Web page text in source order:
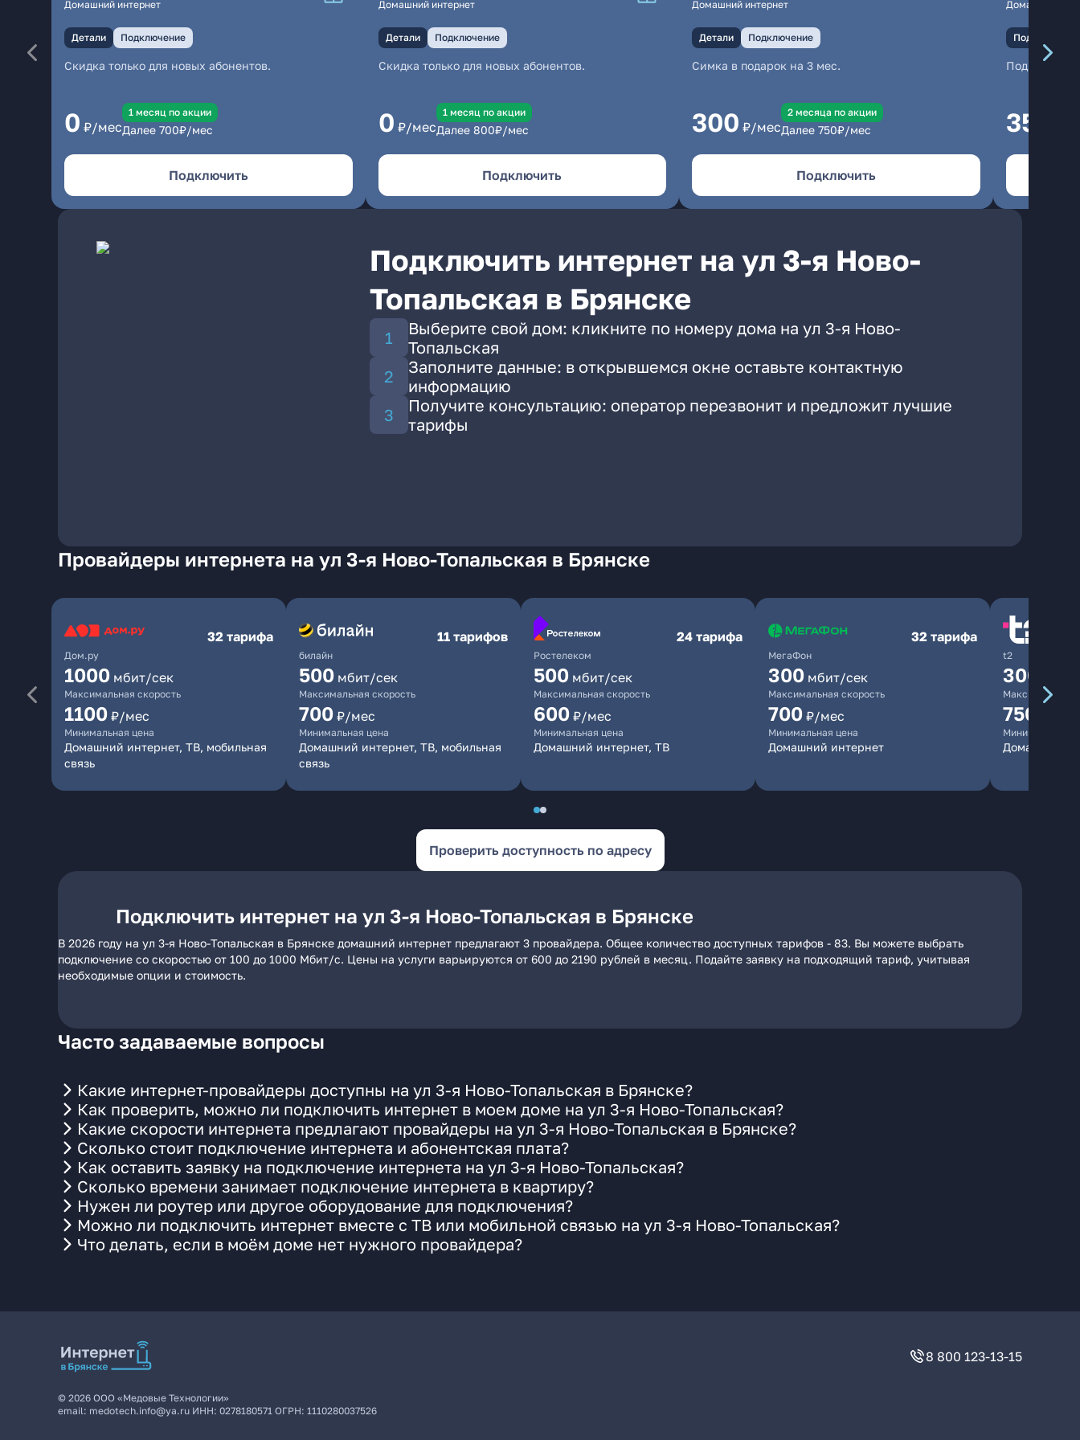
Домашний интернет
Детали Подключение
Скидка только для новых абонентов.
0 ₽/мес
1 месяц по акции
Далее 700₽/мес
Подключить
Домашний интернет
Детали Подключение
Скидка только для новых абонентов.
0 ₽/мес
1 месяц по акции
Далее 800₽/мес
Подключить
Домашний интернет
Детали Подключение
Симка в подарок на 3 мес.
300 ₽/мес
2 месяцa по акции
Далее 750₽/мес
Подключить
Домашний
Подключение
350
Подключить интернет на ул 3-я Ново-
Топальская в Брянске
Выберите свой дом: кликните по номеру дома на ул 3-я Ново-
Топальская
Заполните данные: в открывшемся окне оставьте контактную
информацию
Получите консультацию: оператор перезвонит и предложит лучшие
тарифы
Провайдеры интернета на ул 3-я Ново-Топальская в Брянске
Дом.ру
32 тарифа
1000 мбит/сек
Максимальная скорость
1100 ₽/мес
Минимальная цена
Домашний интернет, ТВ, мобильная
связь
билайн
11 тарифов
500 мбит/сек
Максимальная скорость
700 ₽/мес
Минимальная цена
Домашний интернет, ТВ, мобильная
связь
Ростелеком
24 тарифа
500 мбит/сек
Максимальная скорость
600 ₽/мес
Минимальная цена
Домашний интернет, ТВ
МегаФон
32 тарифа
300 мбит/сек
Максимальная скорость
700 ₽/мес
Минимальная цена
Домашний интернет
t2
300
Максимальная
750
Минимальная
Домашний
Проверить доступность по адресу
Подключить интернет на ул 3-я Ново-Топальская в Брянске
В 2026 году на ул 3-я Ново-Топальская в Брянске домашний интернет предлагают 3 провайдера. Общее количество доступных тарифов - 83. Вы можете выбрать
подключение со скоростью от 100 до 1000 Мбит/с. Цены на услуги варьируются от 600 до 2190 рублей в месяц. Подайте заявку на подходящий тариф, учитывая
необходимые опции и стоимость.
Часто задаваемые вопросы
Какие интернет-провайдеры доступны на ул 3-я Ново-Топальская в Брянске?
Как проверить, можно ли подключить интернет в моем доме на ул 3-я Ново-Топальская?
Какие скорости интернета предлагают провайдеры на ул 3-я Ново-Топальская в Брянске?
Сколько стоит подключение интернета и абонентская плата?
Как оставить заявку на подключение интернета на ул 3-я Ново-Топальская?
Сколько времени занимает подключение интернета в квартиру?
Нужен ли роутер или другое оборудование для подключения?
Можно ли подключить интернет вместе с ТВ или мобильной связью на ул 3-я Ново-Топальская?
Что делать, если в моём доме нет нужного провайдера?
8 800 123-13-15
© 2026 ООО «Медовые Технологии»
email: medotech.info@ya.ru ИНН: 0278180571 ОГРН: 1110280037526